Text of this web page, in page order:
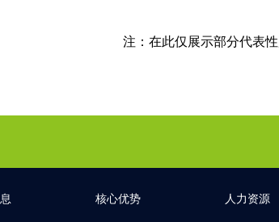
注：在此仅展示部分代表
核心优势 人力资源